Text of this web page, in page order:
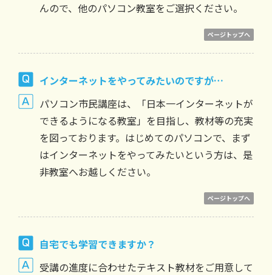
んので、他のパソコン教室をご選択ください。
ページトップへ
インターネットをやってみたいのですが…
パソコン市民講座は、「日本一インターネットが
できるようになる教室」を目指し、教材等の充実
を図っております。はじめてのパソコンで、まず
はインターネットをやってみたいという方は、是
非教室へお越しください。
ページトップへ
自宅でも学習できますか？
受講の進度に合わせたテキスト教材をご用意して